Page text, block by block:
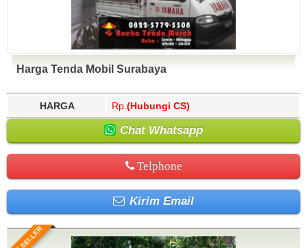
Harga Tenda Mobil Surabaya
HARGA Rp. (Hubungi CS)
Chat Whatsapp
Telphone
Kirim Email